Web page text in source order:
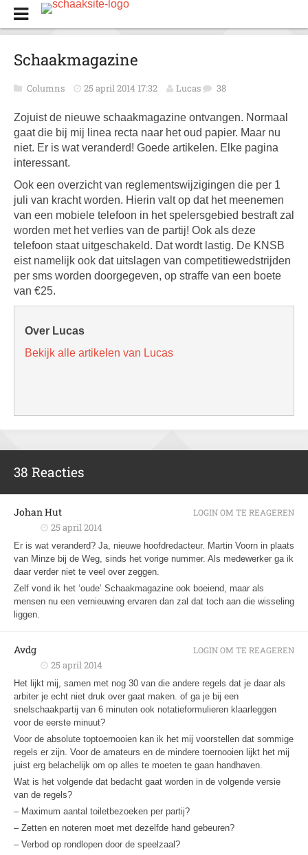
Schaakmagazine
Columns 25 april 2014 17:32 Lucas 38
Zojuist de nieuwe schaakmagazine ontvangen. Normaal
gaat die bij mij linea recta naar het oud papier. Maar nu
niet. Er is wat veranderd! Goede artikelen. Elke pagina
interessant.
Ook een overzicht van reglementswijzigingen die per 1
juli van kracht worden. Hierin valt op dat het meenemen
van een mobiele telefoon in het spelersgebied bestraft zal
worden met het verlies van de partij! Ook als deze
telefoon staat uitgeschakeld. Dat wordt lastig. De KNSB
eist namelijk ook dat uitslagen van competitiewedstrijden
per sms worden doorgegeven, op straffe van een boete
van €25.
Over Lucas
Bekijk alle artikelen van Lucas
38 Reacties
Johan Hut
25 april 2014
Er is wat veranderd? Ja, nieuwe hoofdredacteur. Martin Voorn in plaats
van Minze bij de Weg, sinds het vorige nummer. Als medewerker ga ik
daar verder niet te veel over zeggen.
Zelf vond ik het ‘oude’ Schaakmagazine ook boeiend, maar als
mensen nu een vernieuwing ervaren dan zal dat toch aan die wisseling
liggen.
LOGIN OM TE REAGEREN
Avdg
25 april 2014
Het lijkt mij, samen met nog 30 van die andere regels dat je daar als
arbiter je echt niet druk over gaat maken. of ga je bij een
snelschaakpartij van 6 minuten ook notatieformulieren klaarleggen
voor de eerste minuut?
Voor de absolute toptoernooien kan ik het mij voorstellen dat sommige
regels er zijn. Voor de amateurs en de mindere toernooien lijkt het mij
juist erg belachelijk om op alles te moeten te gaan handhaven.
Wat is het volgende dat bedacht gaat worden in de volgende versie
van de regels?
– Maximum aantal toiletbezoeken per partij?
– Zetten en noteren moet met dezelfde hand gebeuren?
– Verbod op rondlopen door de speelzaal?
LOGIN OM TE REAGEREN